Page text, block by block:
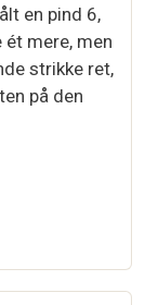
en pind 6,
ét mere, men
strikke ret,
på den